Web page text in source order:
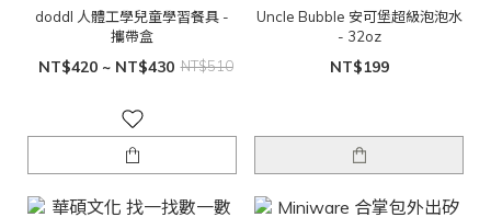
doddl 人體工學兒童學習餐具 -
攜帶盒
NT$420 ~ NT$430 NT$510
Uncle Bubble 安可堡超級泡泡水
- 32oz
NT$199